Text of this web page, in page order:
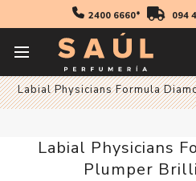
2400 6660* 094
Inicio
Labial Physicians Formula
Labial Physicians
Plumper